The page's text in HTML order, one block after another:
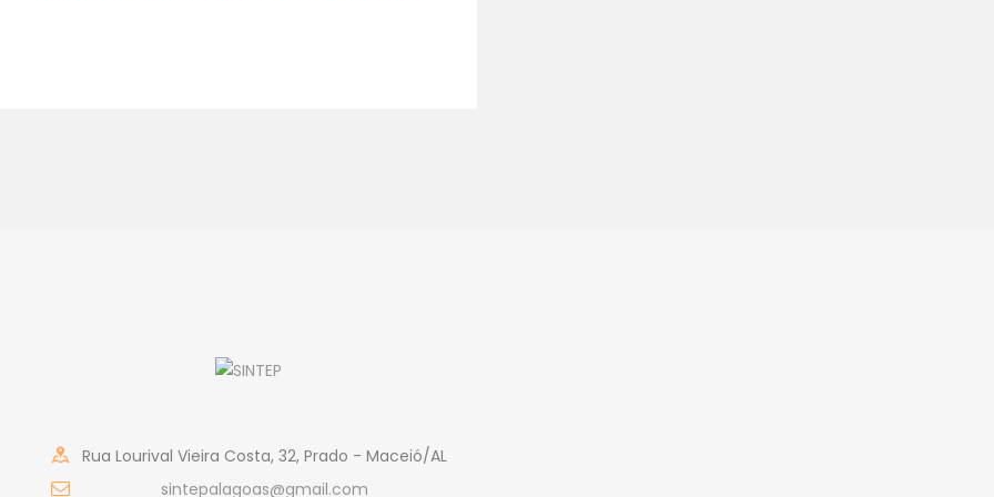
Rua Lourival Vieira Costa, 32, Prado - Maceió/AL
sintepalagoas@gmail.com